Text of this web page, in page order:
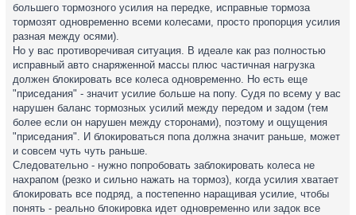
большего тормозного усилия на передке, исправные тормоза
тормозят одновременно всеми колесами, просто пропорция усилия
разная между осями).
Но у вас противоречивая ситуация. В идеале как раз полностью
исправный авто снаряженной массы плюс частичная нагрузка
должен блокировать все колеса одновременно. Но есть еще
"приседания" - значит усилие больше на попу. Судя по всему у вас
нарушен баланс тормозных усилий между передом и задом (тем
более если он нарушен между сторонами), поэтому и ощущения
"приседания". И блокироваться попа должна значит раньше, может
и совсем чуть чуть раньше.
Следовательно - нужно попробовать заблокировать колеса не
нахрапом (резко и сильно нажать на тормоз), когда усилия хватает
блокировать все подряд, а постепенно наращивая усилие, чтобы
понять - реально блокировка идет одновременно или задок все